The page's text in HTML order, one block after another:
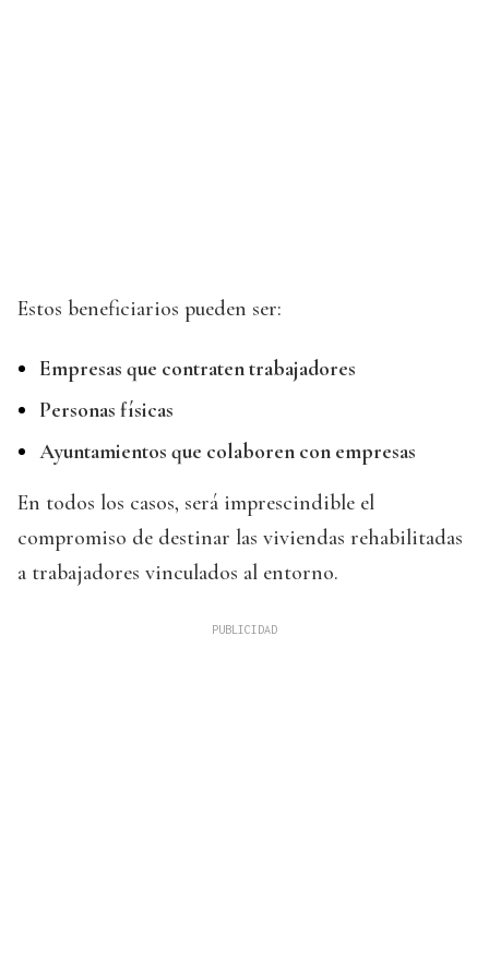
Estos beneficiarios pueden ser:
Empresas que contraten trabajadores
Personas físicas
Ayuntamientos que colaboren con empresas
En todos los casos, será imprescindible el
compromiso de destinar las viviendas rehabilitadas
a trabajadores vinculados al entorno.